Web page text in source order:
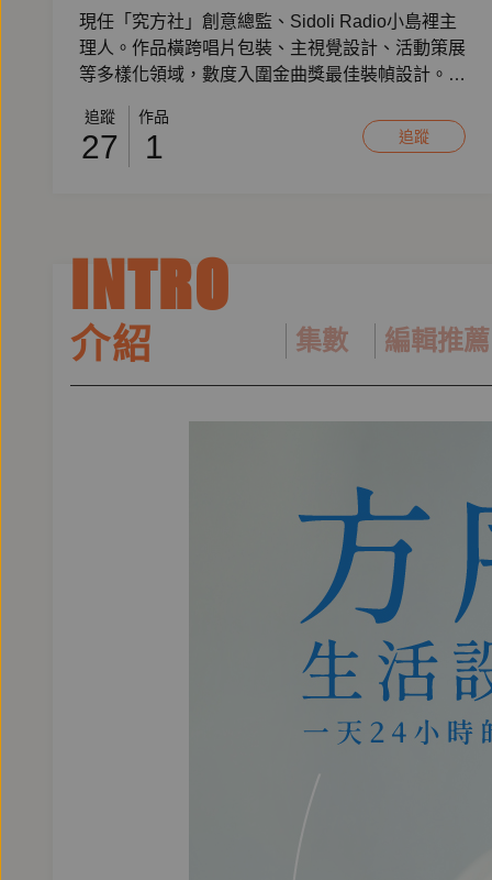
現任「究方社」創意總監、Sidoli Radio小島裡主
理人。作品橫跨唱片包裝、主視覺設計、活動策展
等多樣化領域，數度入圍金曲獎最佳裝幀設計。擅
追蹤
27
作品
1 追蹤
INTRO
介紹 集數 編輯推薦